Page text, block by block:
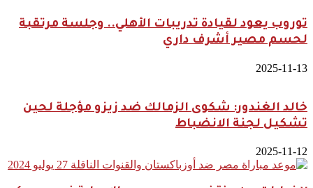
توروب يعود لقيادة تدريبات الأهلي.. وجلسة مرتقبة
لحسم مصير أشرف داري
2025-11-13
خالد الغندور: شكوى الزمالك ضد زيزو مؤجلة لحين
تشكيل لجنة الانضباط
2025-11-12